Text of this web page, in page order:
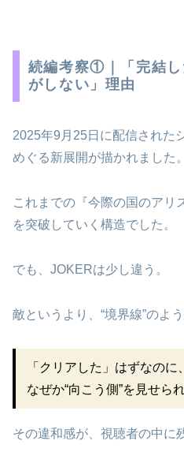
続編考察①｜「完結し
がしない」理由
2025年9月25日に配信された
めぐる新展開が描かれました。
これまでの『今際の国のアリ
を突破していく構造でした。
でも、JOKERは少し違う。
敵というより、“境界線”のよ
「クリアした」はずなのに、
なぜか“向こう側”を見せら
その違和感が、視聴者の中に